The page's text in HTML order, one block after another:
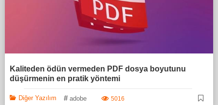
Kaliteden ödün vermeden PDF dosya boyutunu
düşürmenin en pratik yöntemi
Diğer Yazılım # adobe 5016